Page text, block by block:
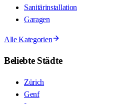
Sanitärinstallation
Garagen
Alle Kategorien
Beliebte Städte
Zürich
Genf